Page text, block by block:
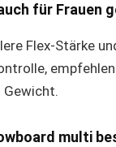
für Frauen
Flex-Stärke
Gewicht.
multi